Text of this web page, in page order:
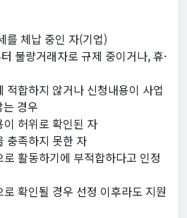
체납 중인 자(기업)
불량거래자로 규제 중이거나, 휴·
합하지 않거나 신청내용이 사업
경우
허위로 확인된 자
충족하지 못한 자
활동하기에 부적합하다고 인정
확인될 경우 선정 이후라도 지원